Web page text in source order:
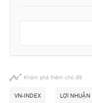
Khám phá thêm chủ đề
VN-INDEX LỢI NHUẬN